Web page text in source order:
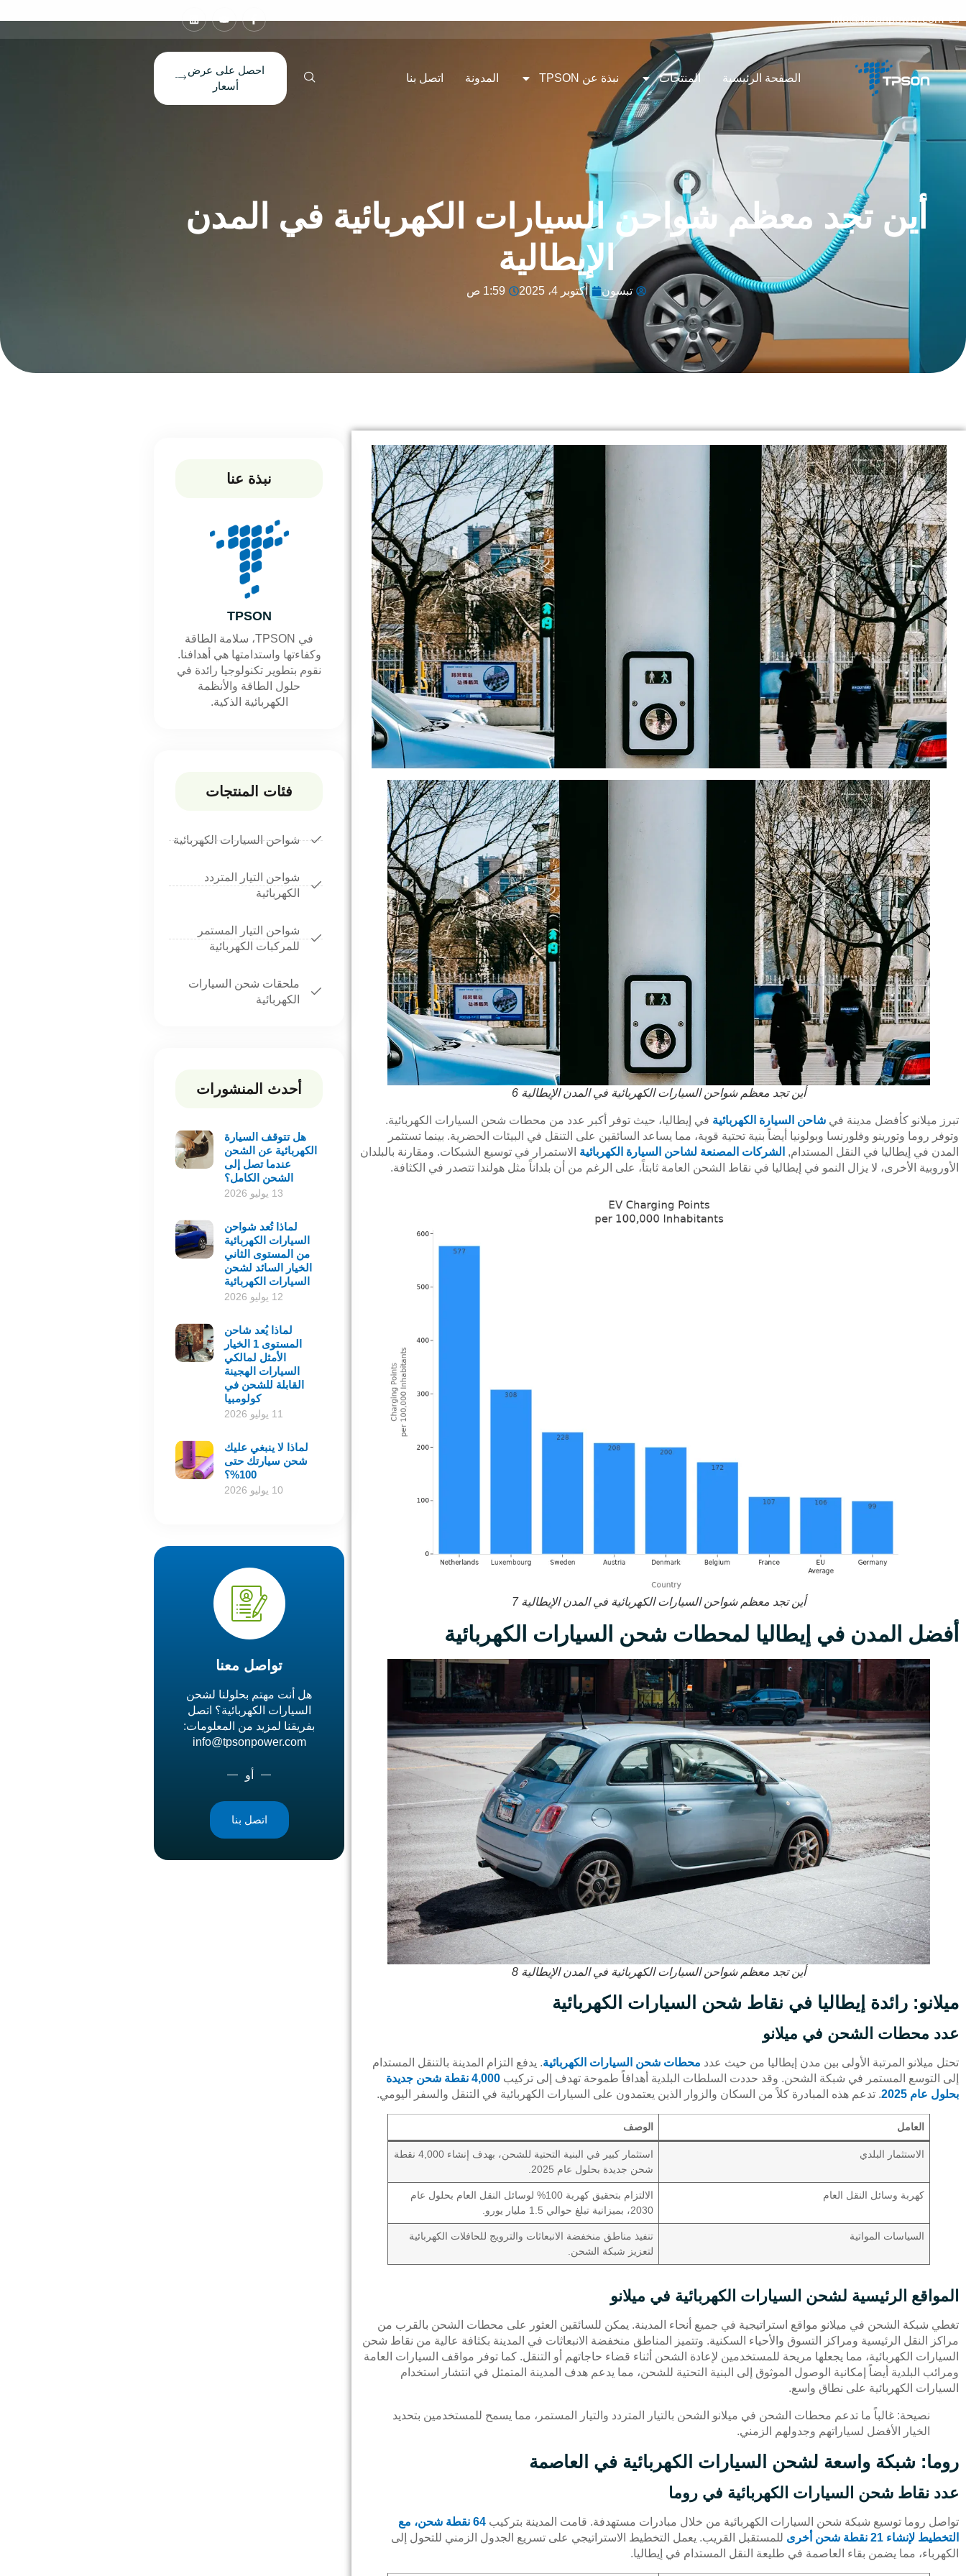
info@tpsonpower.com
الصفحة الرئيسية المنتجات نبذة عن TPSON المدونة اتصل بنا
احصل على عرض
أسعار
أين تجد معظم شواحن السيارات الكهربائية في المدن
الإيطالية
تبسون أكتوبر 4، 2025 1:59 ص
أين تجد معظم شواحن السيارات الكهربائية في المدن الإيطالية 6
تبرز ميلانو كأفضل مدينة في شاحن السيارة الكهربائية في إيطاليا، حيث توفر أكبر عدد من محطات شحن السيارات الكهربائية.
وتوفر روما وتورينو وفلورنسا وبولونيا أيضاً بنية تحتية قوية، مما يساعد السائقين على التنقل في البيئات الحضرية. بينما تستثمر
المدن في إيطاليا في النقل المستدام, الشركات المصنعة لشاحن السيارة الكهربائية الاستمرار في توسيع الشبكات. ومقارنة بالبلدان
الأوروبية الأخرى، لا يزال النمو في إيطاليا في نقاط الشحن العامة ثابتاً، على الرغم من أن بلداناً مثل هولندا تتصدر في الكثافة.
أين تجد معظم شواحن السيارات الكهربائية في المدن الإيطالية 7
أفضل المدن في إيطاليا لمحطات شحن السيارات الكهربائية
أين تجد معظم شواحن السيارات الكهربائية في المدن الإيطالية 8
ميلانو: رائدة إيطاليا في نقاط شحن السيارات الكهربائية
عدد محطات الشحن في ميلانو
تحتل ميلانو المرتبة الأولى بين مدن إيطاليا من حيث عدد محطات شحن السيارات الكهربائية. يدفع التزام المدينة بالتنقل المستدام
إلى التوسع المستمر في شبكة الشحن. وقد حددت السلطات البلدية أهدافاً طموحة تهدف إلى تركيب
4,000 نقطة شحن جديدة
بحلول عام 2025
. تدعم هذه المبادرة كلاً من السكان والزوار الذين يعتمدون على السيارات الكهربائية في التنقل والسفر اليومي.
العامل الوصف
الاستثمار البلدي
استثمار كبير في البنية التحتية للشحن، بهدف إنشاء 4,000 نقطة
شحن جديدة بحلول عام 2025.
كهربة وسائل النقل العام
الالتزام بتحقيق كهربة 100% لوسائل النقل العام بحلول عام
2030، بميزانية تبلغ حوالي 1.5 مليار يورو.
السياسات المواتية
تنفيذ مناطق منخفضة الانبعاثات والترويج للحافلات الكهربائية
لتعزيز شبكة الشحن.
المواقع الرئيسية لشحن السيارات الكهربائية في ميلانو
تغطي شبكة الشحن في ميلانو مواقع استراتيجية في جميع أنحاء المدينة. يمكن للسائقين العثور على محطات الشحن بالقرب من
مراكز النقل الرئيسية ومراكز التسوق والأحياء السكنية. وتتميز المناطق منخفضة الانبعاثات في المدينة بكثافة عالية من نقاط شحن
السيارات الكهربائية، مما يجعلها مريحة للمستخدمين لإعادة الشحن أثناء قضاء حاجاتهم أو التنقل. كما توفر مواقف السيارات العامة
ومرائب البلدية أيضاً إمكانية الوصول الموثوق إلى البنية التحتية للشحن، مما يدعم هدف المدينة المتمثل في انتشار استخدام
السيارات الكهربائية على نطاق واسع.
نصيحة: غالباً ما تدعم محطات الشحن في ميلانو الشحن بالتيار المتردد والتيار المستمر، مما يسمح للمستخدمين بتحديد
الخيار الأفضل لسياراتهم وجدولهم الزمني.
روما: شبكة واسعة لشحن السيارات الكهربائية في العاصمة
عدد نقاط شحن السيارات الكهربائية في روما
تواصل روما توسيع شبكة شحن السيارات الكهربائية من خلال مبادرات مستهدفة. قامت المدينة بتركيب
64 نقطة شحن، مع
التخطيط لإنشاء 21 نقطة شحن أخرى
للمستقبل القريب. يعمل التخطيط الاستراتيجي على تسريع الجدول الزمني للتحول إلى
الكهرباء، مما يضمن بقاء العاصمة في طليعة النقل المستدام في إيطاليا.
نبذة عنا
TPSON
في TPSON، سلامة الطاقة
وكفاءتها واستدامتها هي أهدافنا.
نقوم بتطوير تكنولوجيا رائدة في
حلول الطاقة والأنظمة
الكهربائية الذكية.
فئات المنتجات
شواحن السيارات الكهربائية
شواحن التيار المتردد
الكهربائية
شواحن التيار المستمر
للمركبات الكهربائية
ملحقات شحن السيارات
الكهربائية
أحدث المنشورات
هل تتوقف السيارة
الكهربائية عن الشحن
عندما تصل إلى
الشحن الكامل؟
13 يوليو 2026
لماذا تُعد شواحن
السيارات الكهربائية
من المستوى الثاني
الخيار السائد لشحن
السيارات الكهربائية
12 يوليو 2026
لماذا يُعد شاحن
المستوى 1 الخيار
الأمثل لمالكي
السيارات الهجينة
القابلة للشحن في
كولومبيا
11 يوليو 2026
لماذا لا ينبغي عليك
شحن سيارتك حتى
100%؟
10 يوليو 2026
تواصل معنا
هل أنت مهتم بحلولنا لشحن
السيارات الكهربائية؟ اتصل
بفريقنا لمزيد من المعلومات:
info@tpsonpower.com
أو
اتصل بنا